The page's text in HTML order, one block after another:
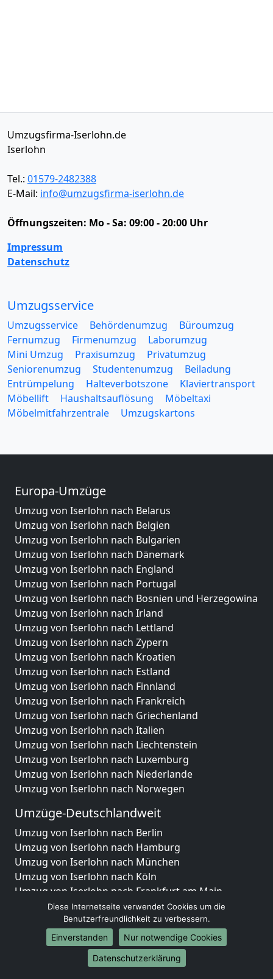
Umzugsfirma-Iserlohn.de
Iserlohn
Tel.: 01579-2482388
E-Mail: info@umzugsfirma-iserlohn.de
Öffnungszeiten: Mo - Sa: 09:00 - 20:00 Uhr
Impressum
Datenschutz
Umzugsservice
Umzugsservice Behördenumzug
Büroumzug
Fernumzug
Firmenumzug
Laborumzug
Mini Umzug
Praxisumzug
Privatumzug
Seniorenumzug
Studentenumzug
Beiladung
Entrümpelung
Halteverbotszone
Klaviertransport
Möbellift
Haushaltsauflösung
Möbeltaxi
Möbelmitfahrzentrale
Umzugskartons
Europa-Umzüge
Umzug von Iserlohn nach Belarus
Umzug von Iserlohn nach Belgien
Umzug von Iserlohn nach Bulgarien
Umzug von Iserlohn nach Dänemark
Umzug von Iserlohn nach England
Umzug von Iserlohn nach Portugal
Umzug von Iserlohn nach Bosnien und Herzegowina
Umzug von Iserlohn nach Irland
Umzug von Iserlohn nach Lettland
Umzug von Iserlohn nach Zypern
Umzug von Iserlohn nach Kroatien
Umzug von Iserlohn nach Estland
Umzug von Iserlohn nach Finnland
Umzug von Iserlohn nach Frankreich
Umzug von Iserlohn nach Griechenland
Umzug von Iserlohn nach Italien
Umzug von Iserlohn nach Liechtenstein
Umzug von Iserlohn nach Luxemburg
Umzug von Iserlohn nach Niederlande
Umzug von Iserlohn nach Norwegen
Umzüge-Deutschlandweit
Umzug von Iserlohn nach Berlin
Umzug von Iserlohn nach Hamburg
Umzug von Iserlohn nach München
Umzug von Iserlohn nach Köln
Umzug von Iserlohn nach Frankfurt am Main
Umzug von Iserlohn nach Stuttgart
Umzug von Iserlohn nach Düsseldorf
Umzug von Iserlohn nach Leipzig
Umzug von Iserlohn nach Dortmund
Umzug von Iserlohn nach Essen
Diese Internetseite verwendet Cookies um die
Benutzerfreundlichkeit zu verbessern.
Einverstanden
Nur notwendige Cookies
Datenschutzerklärung